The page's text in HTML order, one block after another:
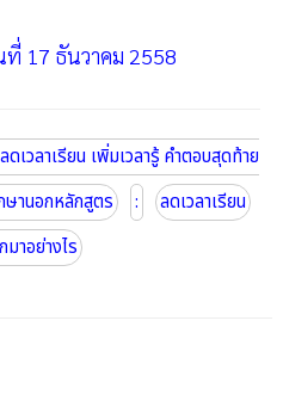
17 ธันวาคม 2558
เวลาเรียน เพิ่มเวลารู้ คำตอบสุดท้าย
ษานอกหลักสูตร :
ลดเวลาเรียน
าอย่างไร